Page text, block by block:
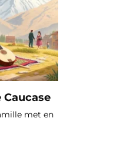
met en